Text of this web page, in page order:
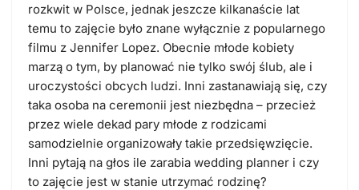
rozkwit w Polsce, jednak jeszcze kilkanaście lat
temu to zajęcie było znane wyłącznie z popularnego
filmu z Jennifer Lopez. Obecnie młode kobiety
marzą o tym, by planować nie tylko swój ślub, ale i
uroczystości obcych ludzi. Inni zastanawiają się, czy
taka osoba na ceremonii jest niezbędna – przecież
przez wiele dekad pary młode z rodzicami
samodzielnie organizowały takie przedsięwzięcie.
Inni pytają na głos ile zarabia wedding planner i czy
to zajęcie jest w stanie utrzymać rodzinę?